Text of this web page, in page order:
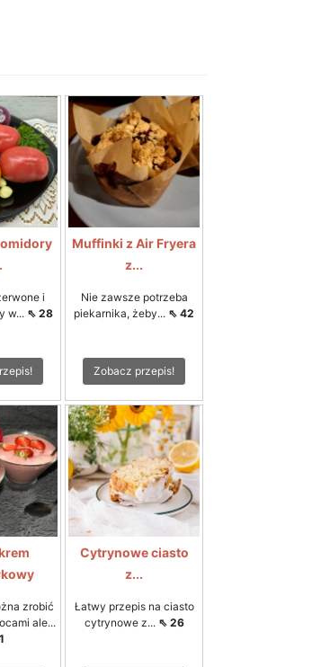
i
w... ⇖ 28
Muffinki z Air Fryera
z...
Nie zawsze potrzeba
piekarnika, żeby... ⇖ 42
Zobacz przepis!
zrobić
ale...
Cytrynowe ciasto
z...
Łatwy przepis na ciasto
cytrynowe z... ⇖ 26